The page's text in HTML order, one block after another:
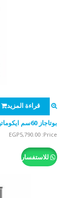
قراءة المزيد
بوتاجاز 60سم ايكوماتيك
Price:
EGP5,790.00
للاستفسار